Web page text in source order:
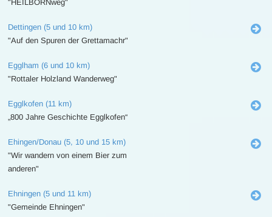
"HEILBORNweg"
Dettingen (5 und 10 km)
"Auf den Spuren der Grettamachr"
Egglham (6 und 10 km)
"Rottaler Holzland Wanderweg"
Egglkofen (11 km)
„800 Jahre Geschichte Egglkofen“
Ehingen/Donau (5, 10 und 15 km)
"Wir wandern von einem Bier zum
anderen"
Ehningen (5 und 11 km)
"Gemeinde Ehningen"